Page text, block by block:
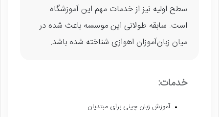
سطح اولیه نیز از خدمات مهم این آموزشگاه
است. سابقه طولانی این موسسه باعث شده در
میان زبان‌آموزان اهوازی شناخته شده باشد.
خدمات:
آموزش زبان چینی برای مبتدیان